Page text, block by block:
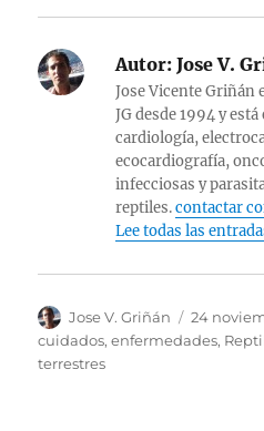
Autor: Jose V.
Jose Vicente Griñán
JG desde 1994 y
cardiología,
ecocardiografía,
infecciosas y
reptiles.contactar
Lee todas las
Autor
Jose V. Griñán
Publicado
el
24
cuidados,enfermedades,
terrestres